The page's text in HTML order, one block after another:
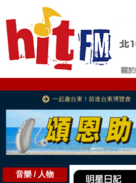
一起趣台東！前進台東博覽會
音樂 / 人物